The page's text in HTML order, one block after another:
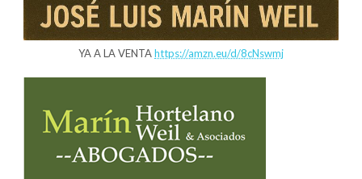
YA A LA VENTAhttps://amzn.eu/d/8cNswmj